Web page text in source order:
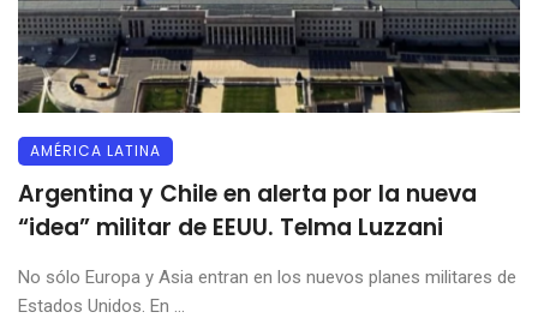
AMÉRICA LATINA
Argentina y Chile en alerta por la nueva
“idea” militar de EEUU. Telma Luzzani
No sólo Europa y Asia entran en los nuevos planes militares de
Estados Unidos. En ...